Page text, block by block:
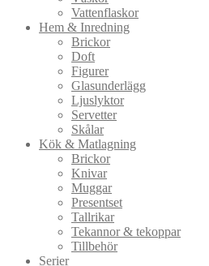
Vattenflaskor
Hem & Inredning
Brickor
Doft
Figurer
Glasunderlägg
Ljuslyktor
Servetter
Skålar
Kök & Matlagning
Brickor
Knivar
Muggar
Presentset
Tallrikar
Tekannor & tekoppar
Tillbehör
Serier